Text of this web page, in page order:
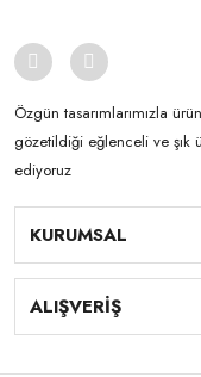
Özgün tasarımlarımızla
gözetildiği eğlenceli ve şık
ediyoruz
KURUMSAL
ALIŞVERİŞ